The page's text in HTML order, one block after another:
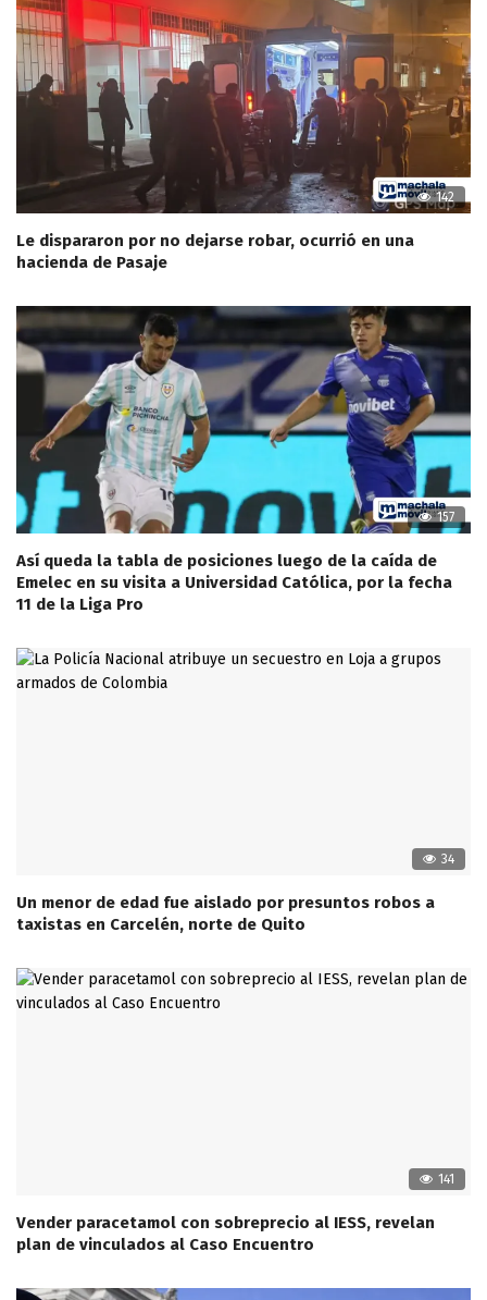
142
Le dispararon por no dejarse robar, ocurrió en una
hacienda de Pasaje
157
Así queda la tabla de posiciones luego de la caída de
Emelec en su visita a Universidad Católica, por la fecha
11 de la Liga Pro
34
Un menor de edad fue aislado por presuntos robos a
taxistas en Carcelén, norte de Quito
141
Vender paracetamol con sobreprecio al IESS, revelan
plan de vinculados al Caso Encuentro